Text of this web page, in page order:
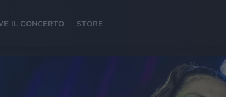
IL CONCERTO STORE